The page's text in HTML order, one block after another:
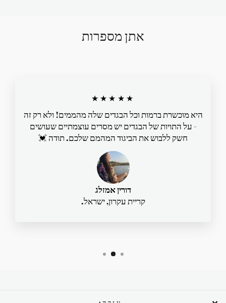
אתן מספרות
★★★★★
היא מוכשרת ברמות וכל הבגדים שלה מהממים! ולא רק זה
- על התויות של הבגדים יש מסרים עוצמתיים שעושים
חשק ללבוש את הביגוד המהמם שלכם. תודה 💓
דורין אמזלג
קריית עקרון, ישראל.